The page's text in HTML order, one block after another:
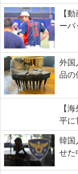
【
ーバ
外国
品の
【
平に
韓国
せた